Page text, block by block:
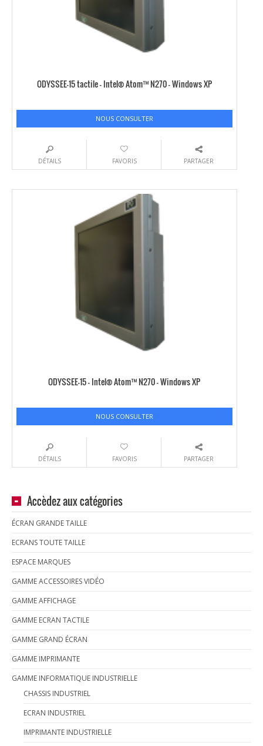
ODYSSEE-15 tactile – Intel® Atom™ N270 – Windows XP
NOUS CONSULTER
DÉTAILS FAVORIS PARTAGER
ODYSSEE-15 – Intel® Atom™ N270 – Windows XP
NOUS CONSULTER
DÉTAILS FAVORIS PARTAGER
Accèdez aux catégories
ÉCRAN GRANDE TAILLE
ECRANS TOUTE TAILLE
ESPACE MARQUES
GAMME ACCESSOIRES VIDÉO
GAMME AFFICHAGE
GAMME ECRAN TACTILE
GAMME GRAND ÉCRAN
GAMME IMPRIMANTE
GAMME INFORMATIQUE INDUSTRIELLE
CHASSIS INDUSTRIEL
ECRAN INDUSTRIEL
IMPRIMANTE INDUSTRIELLE